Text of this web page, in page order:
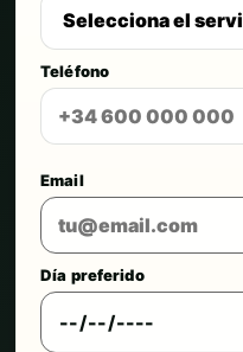
Teléfono
Email
Día preferido